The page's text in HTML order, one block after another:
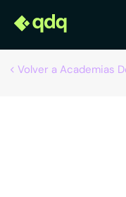
Volver a Academias